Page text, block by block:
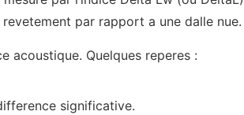
par rapport a une dalle nue.
acoustique. Quelques reperes :
significative.